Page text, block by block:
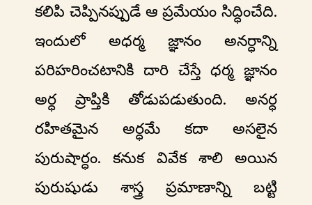
కలిపి చెప్పినప్పుడే ఆ ప్రమేయం సిద్ధించేది.
ఇందులో అధర్మ జ్ఞానం అనర్ధాన్ని
పరిహరించటానికి దారి చేస్తే ధర్మ జ్ఞానం
అర్ధ ప్రాప్తికి తోడుపడుతుంది. అనర్ధ
రహితమైన అర్ధమే కదా అసలైన
పురుషార్ధం. కనుక వివేక శాలి అయిన
పురుషుడు శాస్త్ర ప్రమాణాన్ని బట్టి